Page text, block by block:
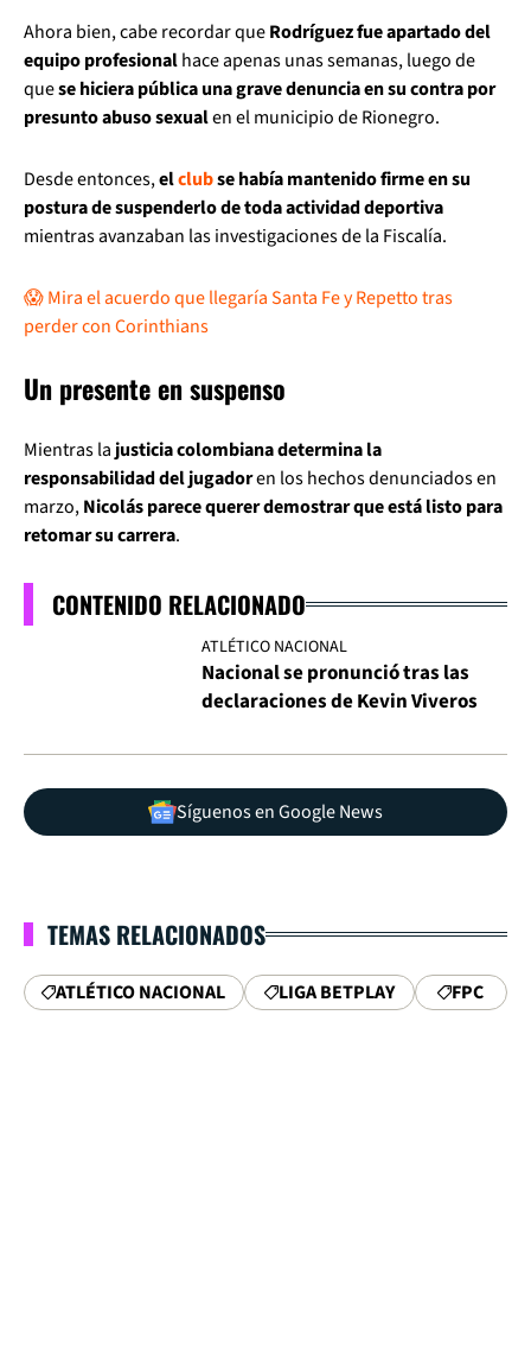
Ahora bien, cabe recordar queRodríguez fue apartado del
equipo profesionalhace apenas unas semanas, luego de
quese hiciera pública una grave denuncia en su contra por
presunto abuso sexualen el municipio de Rionegro.
Desde entonces,elclubse había mantenido firme en su
postura de suspenderlo de toda actividad deportiva
mientras avanzaban las investigaciones de la Fiscalía.
😱 Mira el acuerdo que llegaría Santa Fe y Repetto tras
perder con Corinthians
Un presente en suspenso
Mientras la justicia colombiana determina la
responsabilidad del jugadoren los hechos denunciados en
marzo,Nicolás parece querer demostrar que está listo para
retomar su carrera.
CONTENIDO RELACIONADO
ATLÉTICO NACIONAL
Nacional se pronunció tras las
declaraciones de Kevin Viveros
Síguenos en Google News
TEMAS RELACIONADOS
ATLÉTICO NACIONAL LIGA BETPLAY FPC